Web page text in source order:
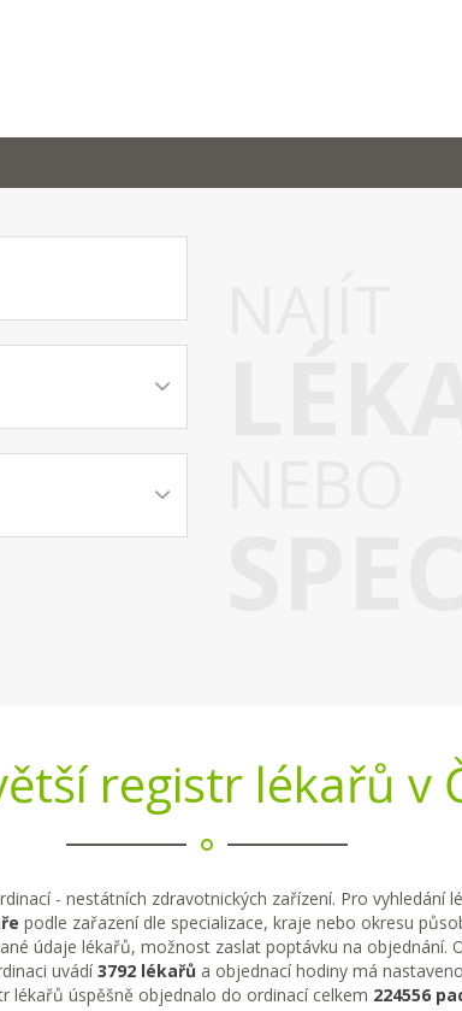
registr lékařů v
- nestátních zdravotnických zařízení. Pro vyhledání
podle zařazení dle specializace, kraje nebo okresu
údaje lékařů, možnost zaslat poptávku na objednání.
uvádí3792 lékařů a objednací hodiny má nastaveno
lékařů úspěšně objednalo do ordinací celkem 224556